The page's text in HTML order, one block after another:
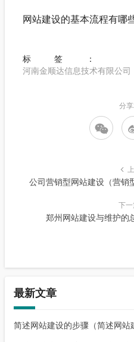
网站建设的基本流程有哪
标签
河南金顺达信息技术有限公司
分
公司营销型网站建设（营销
下
郑州网站建设与维护的
最新文章
简述网站建设的步骤（简述网站